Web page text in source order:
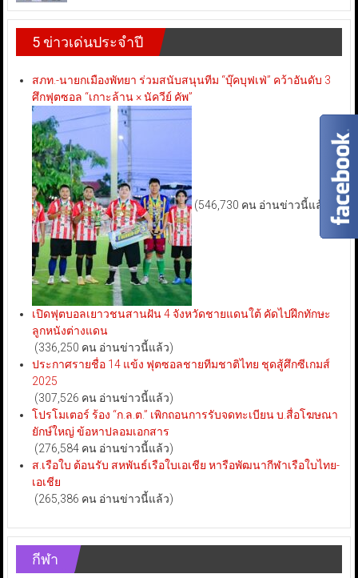
5 ข่าวเด่นประจำปี
สภท.-นายกเมืองพัทยา ร่วมสนับสนุนทีม “บุ๊คบุฟเฟ่” คว้าอันดับ 3
ศึกฟุตซอล “เกาะล้าน × นัควีย์ คัพ”
(546,730 คน อ่านข่าวนี้แล้ว)
เปิดฟุตบอลเยาวชนสานฝัน 4 จังหวัดชายแดนใต้ คัดไปฝึกทักษะ
ลูกหนังต่างแดน
(336,250 คน อ่านข่าวนี้แล้ว)
ประกาศรายชื่อ 14 แข้ง ฟุตซอลชายทีมชาติไทย ชุดสู้ศึกซีเกมส์
2025
(307,526 คน อ่านข่าวนี้แล้ว)
โปรโมเตอร์ ร้อง “ก.ล.ต.” เพิกถอนการรับจดทะเบียน บ.สื่อโฆษณา
ยักษ์ใหญ่ ข้อหาปลอมเอกสาร
(276,584 คน อ่านข่าวนี้แล้ว)
ส.เรือใบ ต้อนรับ สหพันธ์เรือใบเอเชีย หารือพัฒนากีฬาเรือใบไทย-
เอเชีย
(265,386 คน อ่านข่าวนี้แล้ว)
กีฬา